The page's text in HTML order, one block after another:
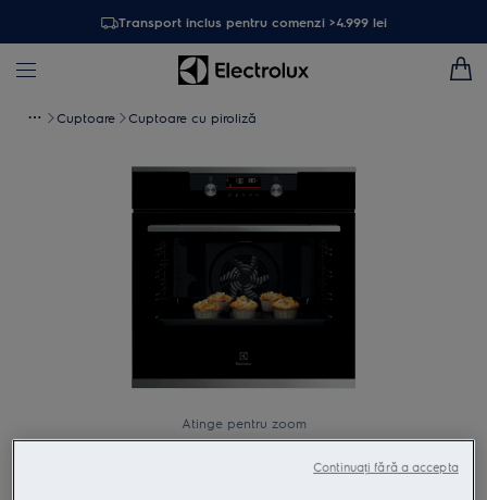
Transport inclus pentru comenzi >4.999 lei
Cuptoare Cuptoare cu piroliză
Atinge pentru zoom
Continuați fără a accepta